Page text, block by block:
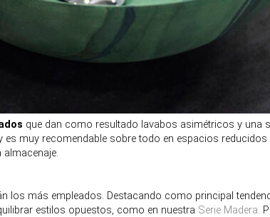
que dan como resultado lavabos asimétricos y una
es muy recomendable sobre todo en espacios
los más empleados. Destacando como principal
estilos opuestos, como en nuestra Serie Madera.